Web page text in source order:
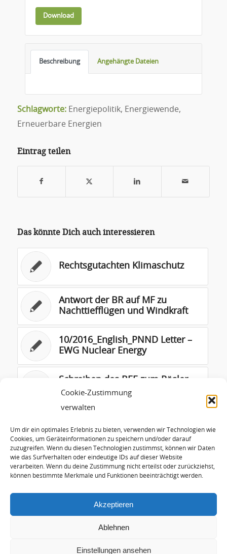
Cookie-Zustimmung
verwalten
Um dir ein optimales Erlebnis zu bieten, verwenden wir Technologien wie
Cookies, um Geräteinformationen zu speichern und/oder darauf
zuzugreifen. Wenn du diesen Technologien zustimmst, können wir Daten
wie das Surfverhalten oder eindeutige IDs auf dieser Website
verarbeiten. Wenn du deine Zustimmung nicht erteilst oder zurückziehst,
können bestimmte Merkmale und Funktionen beeinträchtigt werden.
Akzeptieren
Ablehnen
Einstellungen ansehen
Download
Beschreibung Angehängte Dateien
Schlagworte: Energiepolitik, Energiewende,
Erneuerbare Energien
Eintrag teilen
Das könnte Dich auch interessieren
Rechtsgutachten Klimaschutz
Antwort der BR auf MF zu
Nachttiefflügen und Windkraft
10/2016_English_PNND Letter –
EWG Nuclear Energy
Schreiben des BEE zum Rösler
Moratorium
Antwort der Bundesregierung zu
MOX-Brennelementen